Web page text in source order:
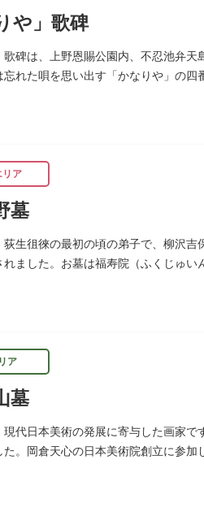
や」歌碑
歌碑は、上野恩賜公園内、不忍池弁
忘れた唄を思い出す「かなりや」の四
リア
墓
荻生徂徠の最初の頃の弟子で、柳沢
ました。お墓は福寿院（ふくじゅい
ア
墓
現代日本美術の発展に寄与した画家
た。岡倉天心の日本美術院創立に参